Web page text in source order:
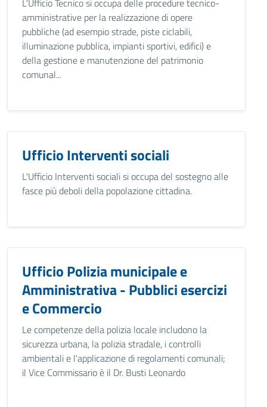
L'Ufficio Tecnico si occupa delle procedure tecnico-
amministrative per la realizzazione di opere
pubbliche (ad esempio strade, piste ciclabili,
illuminazione pubblica, impianti sportivi, edifici) e
della gestione e manutenzione del patrimonio
comunal...
Ufficio Interventi sociali
L'Ufficio Interventi sociali si occupa del sostegno alle
fasce più deboli della popolazione cittadina.
Ufficio Polizia municipale e
Amministrativa - Pubblici esercizi
e Commercio
Le competenze della polizia locale includono la
sicurezza urbana, la polizia stradale, i controlli
ambientali e l'applicazione di regolamenti comunali;
il Vice Commissario è il Dr. Busti Leonardo